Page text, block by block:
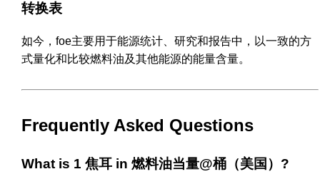
转换表
如今，foe主要用于能源统计、研究和报告中，以一致的方
式量化和比较燃料油及其他能源的能量含量。
Frequently Asked Questions
What is 1 焦耳 in 燃料油当量@桶（美国）?